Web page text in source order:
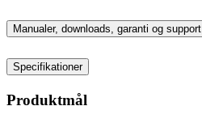
Manualer, downloads, garanti og support
Specifikationer
Produktmål